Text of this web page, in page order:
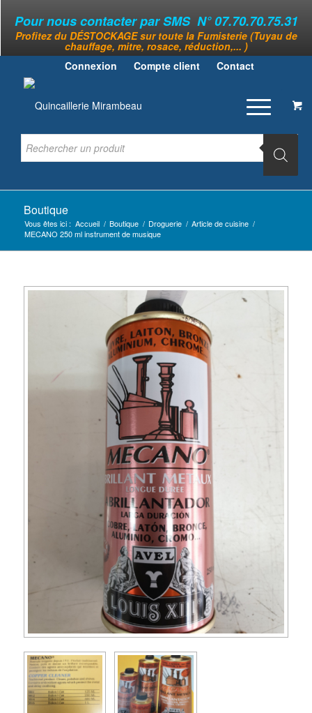
Pour nous contacter par SMS N° 07.70.70.75.31
Profitez du DÉSTOCKAGE sur toute la Fumisterie (Tuyau de
chauffage, mitre, rosace, réduction,... )
Connexion
Compte client Contact
Boutique
Vous êtes ici : Accueil / Boutique / Droguerie / Article de cuisine /
MECANO 250 ml instrument de musique